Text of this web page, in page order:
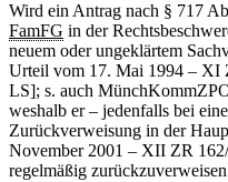
Wird ein Antrag nach § 717
FamFG in der
neuem oder ungeklärtem
Urteil vom 17. Mai 1994 – XI
LS]; s. auch
weshalb er – jedenfalls bei
Zurückverweisung in der
November 2001 – XII ZR
regelmäßig